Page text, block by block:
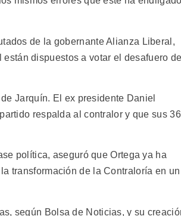
de la gobernante Alianza Liberal,
dispuestos a votar el desafuero
Jarquín. El ex presidente Daniel
respalda al contralor y que sus 36
política, aseguró que Ortega ya ha
transformación de la Contraloría en un
según Bolsa de Noticias, y su